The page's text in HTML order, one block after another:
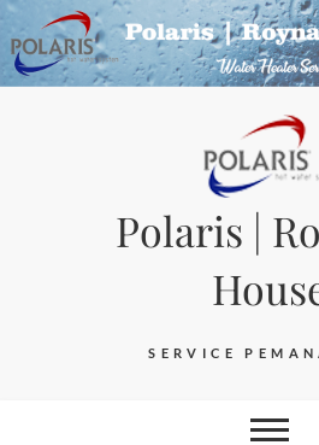
Skip
to
content
Polaris |
SERVICE